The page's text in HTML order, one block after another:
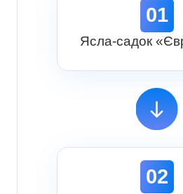
01
Ясла-садок
02